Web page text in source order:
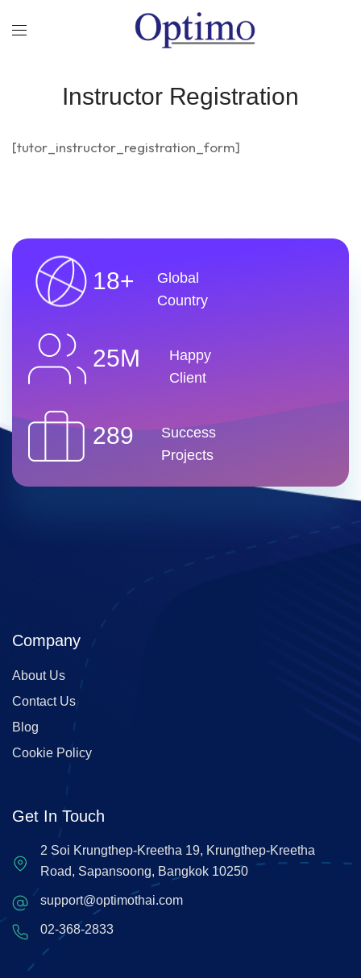
Instructor Registration
[tutor_instructor_registration_form]
18+
Global
Country
25M
Happy
Client
289
Success
Projects
Company
About Us
Contact Us
Blog
Cookie Policy
Get In Touch
2 Soi Krungthep-Kreetha 19, Krungthep-Kreetha
Road, Sapansoong, Bangkok 10250
support@optimothai.com
02-368-2833